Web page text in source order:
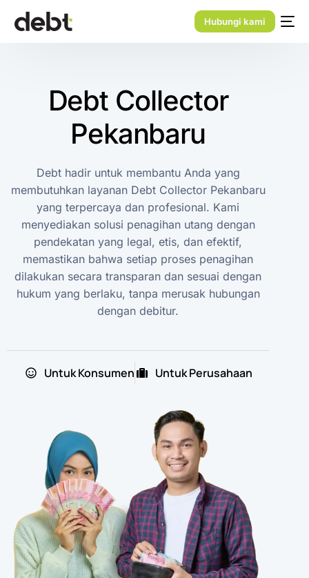
Hubungi kami
Debt Collector
Pekanbaru
Debt hadir untuk membantu Anda yang
membutuhkan layanan Debt Collector Pekanbaru
yang terpercaya dan profesional. Kami
menyediakan solusi penagihan utang dengan
pendekatan yang legal, etis, dan efektif,
memastikan bahwa setiap proses penagihan
dilakukan secara transparan dan sesuai dengan
hukum yang berlaku, tanpa merusak hubungan
dengan debitur.
Untuk Konsumen Untuk Perusahaan